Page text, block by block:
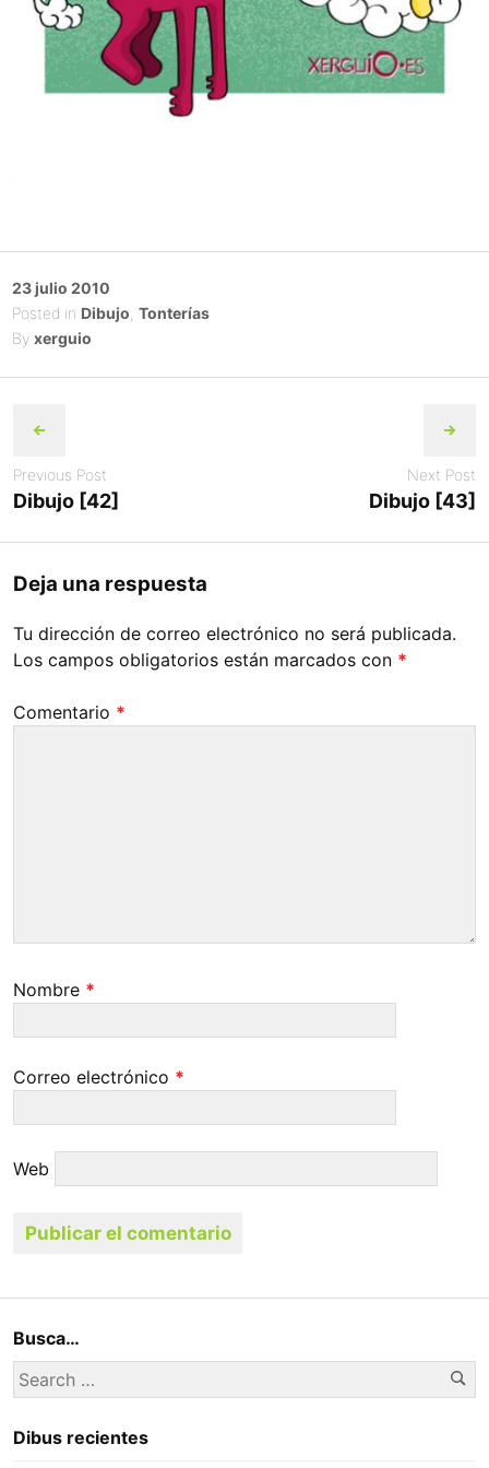
Posted
on
23 julio 2010
Posted in Dibujo Tonterías
By xerguio
navigation
Previous Post
Dibujo [42]
Next Post
Dibujo [43]
Deja una respuesta
Tu dirección de correo electrónico no será publicada.
Los campos obligatorios están marcados con *
Comentario *
Nombre *
Correo electrónico *
Web
Busca…
Search
for:
Dibus recientes